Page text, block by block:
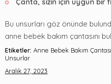
Bu unsurları göz önünde
anne bebek bakım çantasını
Etiketler: Anne Bebek Bakım
Unsurlar
Aralık 27, 2023